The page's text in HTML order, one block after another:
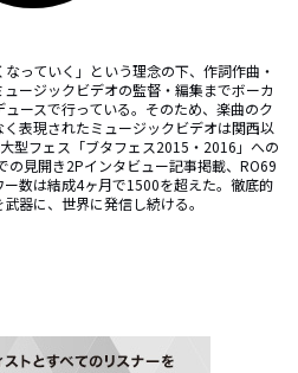
なっていく」という理念の下、作詞作曲・
ージックビデオの監督・編集までボーカ
ースで行っている。そのため、楽曲のク
表現されたミュージックビデオは関西以
型フェス「ブタフェス2015・2016」への
の見開き2Pインタビュー記事掲載、RO69
数は結成4ヶ月で1500を超えた。徹底的
器に、世界に発信し続ける。